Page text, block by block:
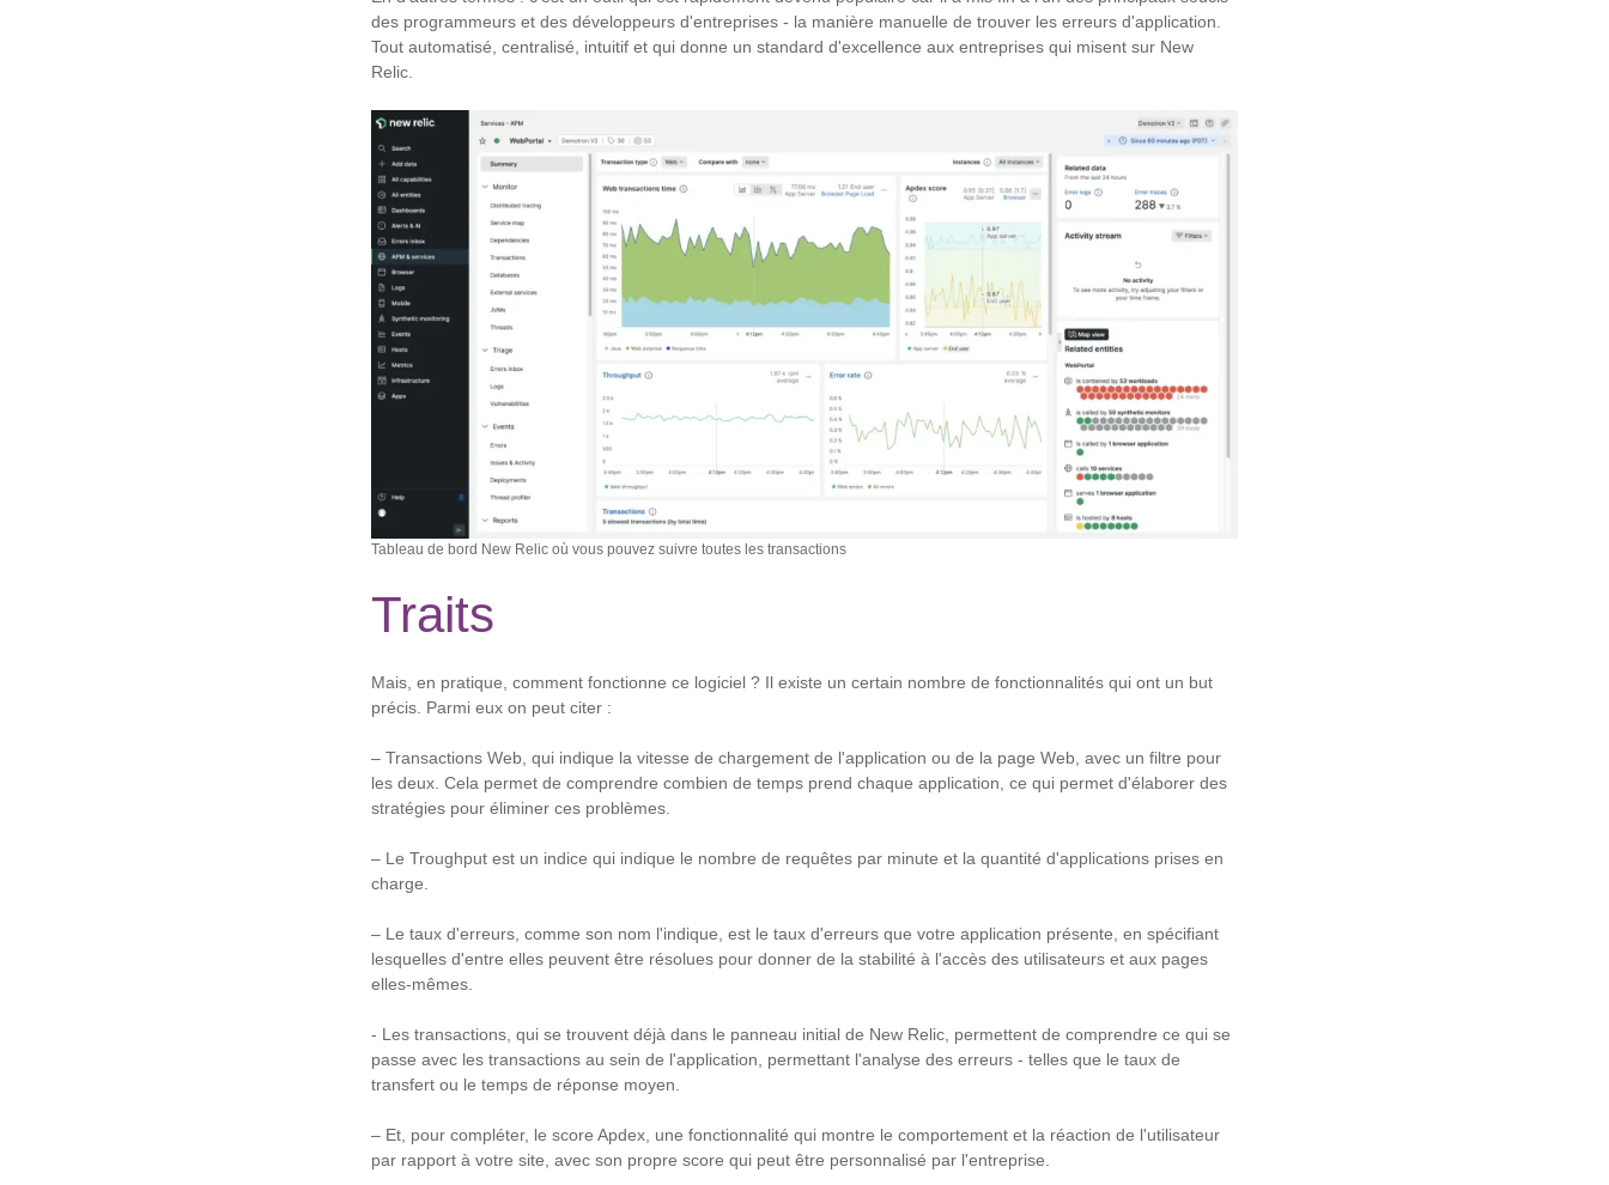
des programmeurs et des développeurs d'entreprises - la manière manuelle de trouver les erreurs d'application.
Tout automatisé, centralisé, intuitif et qui donne un standard d'excellence aux entreprises qui misent sur New
Relic.
Tableau de bord New Relic où vous pouvez suivre toutes les transactions
Traits
Mais, en pratique, comment fonctionne ce logiciel ? Il existe un certain nombre de fonctionnalités qui ont un but
précis. Parmi eux on peut citer :
– Transactions Web, qui indique la vitesse de chargement de l'application ou de la page Web, avec un filtre pour
les deux. Cela permet de comprendre combien de temps prend chaque application, ce qui permet d'élaborer des
stratégies pour éliminer ces problèmes.
– Le Troughput est un indice qui indique le nombre de requêtes par minute et la quantité d'applications prises en
charge.
– Le taux d'erreurs, comme son nom l'indique, est le taux d'erreurs que votre application présente, en spécifiant
lesquelles d'entre elles peuvent être résolues pour donner de la stabilité à l'accès des utilisateurs et aux pages
elles-mêmes.
- Les transactions, qui se trouvent déjà dans le panneau initial de New Relic, permettent de comprendre ce qui se
passe avec les transactions au sein de l'application, permettant l'analyse des erreurs - telles que le taux de
transfert ou le temps de réponse moyen.
– Et, pour compléter, le score Apdex, une fonctionnalité qui montre le comportement et la réaction de l'utilisateur
par rapport à votre site, avec son propre score qui peut être personnalisé par l'entreprise.